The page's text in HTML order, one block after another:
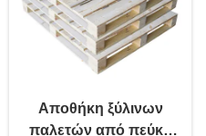
Αποθήκη ξύλινων
παλετών από πεύκο